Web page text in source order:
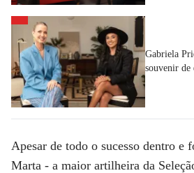
Gabriela
souvenir de
Apesar de todo o sucesso dentro e
Marta - a maior artilheira da